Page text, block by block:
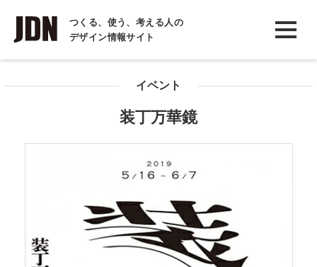
つくる、使う、考える人の
デザイン情報サイト
INTERVIEW
インタビュー
イベント
装丁万華鏡